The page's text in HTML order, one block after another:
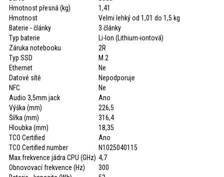
Hmotnost přesná (kg)
1,41
Hmotnost
Velmi lehký od 1,01 do 1,5 kg
Baterie - články
3 články
Typ baterie
Li-Ion (Lithium-iontová)
Záruka notebooku
2R
Typ SSD
M.2
Ethernet
Ne
Datové sítě
Nepodporuje
NFC
Ne
Audio 3,5mm jack
Ano
Výška (mm)
226,5
Šířka (mm)
316,4
Hloubka (mm)
18,35
TCO Certified
Ano
TCO Certified number
N1025040115
Max.frekvence jádra CPU (GHz) 4,7
Obnovovací frekvence (Hz)
300